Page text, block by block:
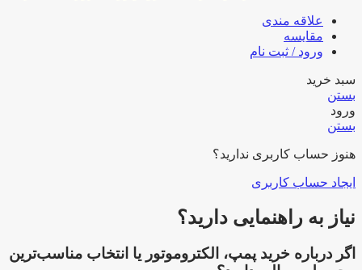
علاقه مندی
مقایسه
ورود / ثبت نام
سبد خرید
بستن
ورود
بستن
هنوز حساب کاربری ندارید؟
ایجاد حساب کاربری
نیاز به راهنمایی دارید؟
اگر درباره خرید پمپ، الکتروموتور یا انتخاب مناسب‌ترین